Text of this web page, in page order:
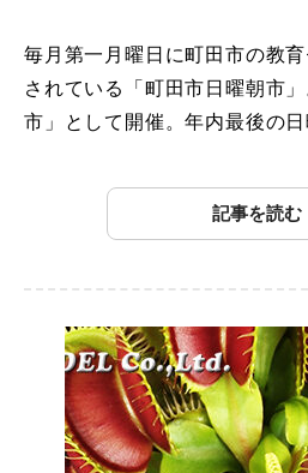
毎月第一月曜日に町田市の教
されている「町田市日曜朝市
市」として開催。年内最後の
記事を読む